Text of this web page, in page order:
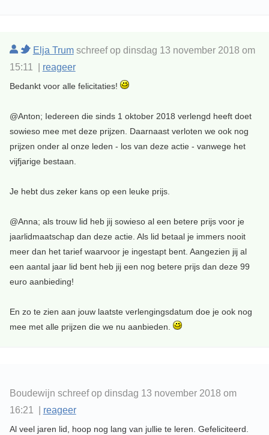
Elja Trumschreef op dinsdag 13 november 2018 om
15:11 | reageer
Bedankt voor alle felicitaties!
@Anton; Iedereen die sinds 1 oktober 2018 verlengd heeft doet
sowieso mee met deze prijzen. Daarnaast verloten we ook nog
prijzen onder al onze leden - los van deze actie - vanwege het
vijfjarige bestaan.
Je hebt dus zeker kans op een leuke prijs.
@Anna; als trouw lid heb jij sowieso al een betere prijs voor je
jaarlidmaatschap dan deze actie. Als lid betaal je immers nooit
meer dan het tarief waarvoor je ingestapt bent. Aangezien jij al
een aantal jaar lid bent heb jij een nog betere prijs dan deze 99
euro aanbieding!
En zo te zien aan jouw laatste verlengingsdatum doe je ook nog
mee met alle prijzen die we nu aanbieden.
Boudewijn schreef op dinsdag 13 november 2018 om
16:21 | reageer
Al veel jaren lid, hoop nog lang van jullie te leren. Gefeliciteerd.